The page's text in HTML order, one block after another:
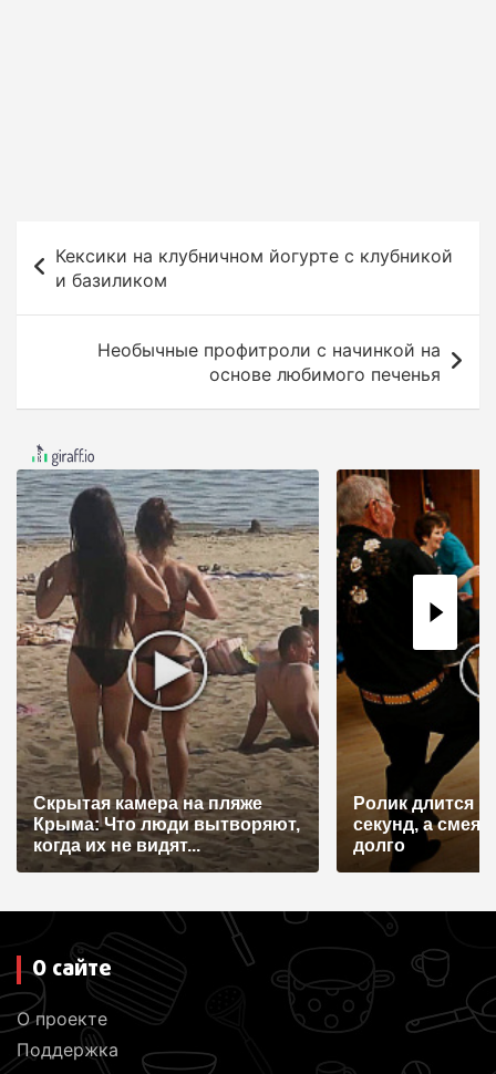
в
а
ц
и
я
п
о
з
а
п
и
с
я
м
Кексики на клубничном йогурте с клубникой
и базиликом
Необычные профитроли с начинкой на
основе любимого печенья
Скрытая камера на пляже
Крыма: Что люди вытворяют,
когда их не видят...
Ролик длится
секунд, а
долго
О сайте
О проекте
Поддержка